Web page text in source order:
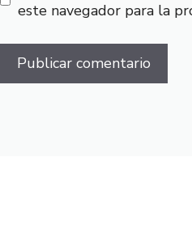
este navegador para la